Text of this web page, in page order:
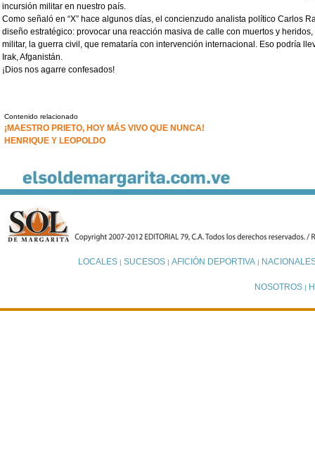
incursión militar en nuestro país.
Como señaló en “X” hace algunos días, el concienzudo analista político Carlos
diseño estratégico: provocar una reacción masiva de calle con muertos y
militar, la guerra civil, que remataría con intervención internacional. Eso podría
Irak, Afganistán.
¡Dios nos agarre confesados!
Contenido relacionado
¡MAESTRO PRIETO, HOY MÁS VIVO QUE NUNCA!
HENRIQUE Y LEOPOLDO
LOCALES| SUCESOS| AFICIÓN DEPORTIVA|
NOSOTROS |